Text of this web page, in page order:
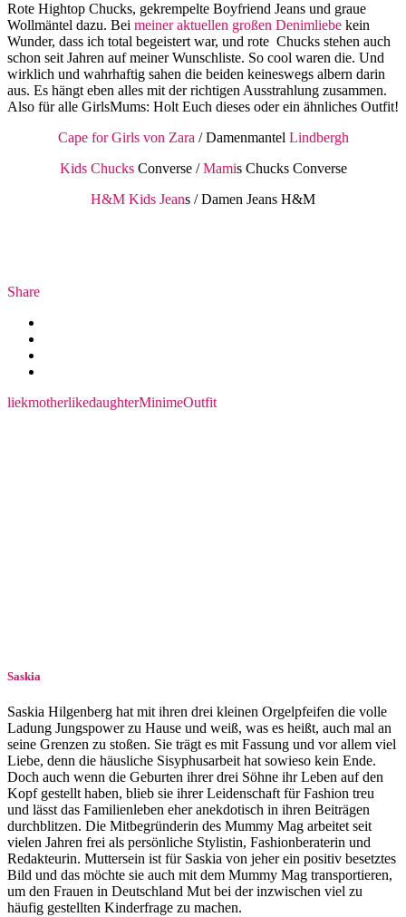
Rote Hightop Chucks, gekrempelte Boyfriend Jeans und graue
Wollmäntel dazu. Bei meiner aktuellen großen Denimliebe kein
Wunder, dass ich total begeistert war, und rote Chucks stehen auch
schon seit Jahren auf meiner Wunschliste. So cool waren die. Und
wirklich und wahrhaftig sahen die beiden keineswegs albern darin
aus. Es hängt eben alles mit der richtigen Ausstrahlung zusammen.
Also für alle GirlsMums: Holt Euch dieses oder ein ähnliches Outfit!
Cape for Girls von Zara / Damenmantel Lindbergh
Kids ChucksConverse /Mamis Chucks Converse
H&M Kids Jeans / Damen Jeans H&M
Share
liekmotherlikedaughterMinimeOutfit
Saskia
Saskia Hilgenberg hat mit ihren drei kleinen Orgelpfeifen die volle
Ladung Jungspower zu Hause und weiß, was es heißt, auch mal an
seine Grenzen zu stoßen. Sie trägt es mit Fassung und vor allem viel
Liebe, denn die häusliche Si­sy­phus­ar­beit hat sowieso kein Ende.
Doch auch wenn die Geburten ihrer drei Söhne ihr Leben auf den
Kopf gestellt haben, blieb sie ihrer Leidenschaft für Fashion treu
und lässt das Familienleben eher anekdotisch in ihren Beiträgen
durchblitzen. Die Mitbegründerin des Mummy Mag arbeitet seit
vielen Jahren frei als persönliche Stylistin, Fashionberaterin und
Redakteurin. Muttersein ist für Saskia von jeher ein positiv besetztes
Bild und das möchte sie auch mit dem Mummy Mag transportieren,
um den Frauen in Deutschland Mut bei der inzwischen viel zu
häufig gestellten Kinderfrage zu machen.